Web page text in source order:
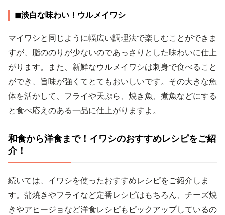
◼︎淡白な味わい！ウルメイワシ
マイワシと同じように幅広い調理法で楽しむことができま
すが、脂ののりが少ないのであっさりとした味わいに仕上
がります。また、新鮮なウルメイワシは刺身で食べること
ができ、旨味が強くてとてもおいしいです。その大きな魚
体を活かして、フライや天ぷら、焼き魚、煮魚などにする
と食べ応えのある一品に仕上がりますよ。
和食から洋食まで！イワシのおすすめレシピをご紹
介！
続いては、イワシを使ったおすすめレシピをご紹介しま
す。蒲焼きやフライなど定番レシピはもちろん、チーズ焼
きやアヒージョなど洋食レシピもピックアップしているの